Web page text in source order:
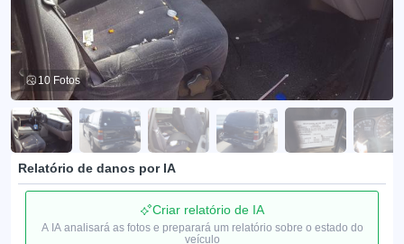
10 Fotos
Relatório de danos por IA
Criar relatório de IA
A IA analisará as fotos e preparará um relatório sobre o estado do
veículo